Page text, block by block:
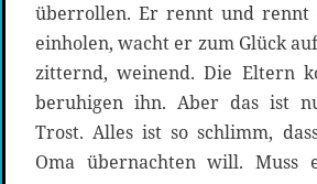
überrollen. Er rennt und rennt
einholen, wacht er zum Glück
zitternd, weinend. Die Eltern
beruhigen ihn. Aber das ist
Trost. Alles ist so schlimm,
Oma übernachten will.